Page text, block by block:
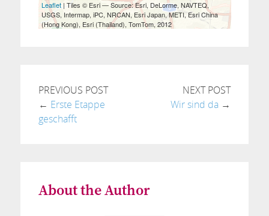
PREVIOUS POST
← Erste Etappe
geschafft
NEXT POST
Wir sind da →
About the Author